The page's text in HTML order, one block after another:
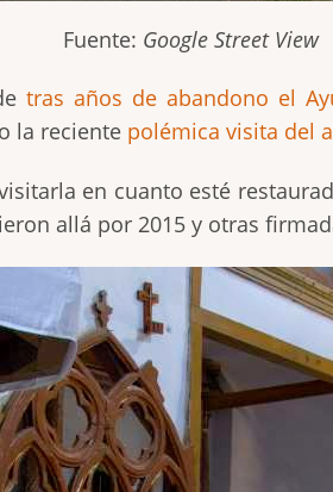
Fuente: Google Street View
tras años de abandono el
la reciente polémica visita del
en cuanto esté
allá por 2015 y otras